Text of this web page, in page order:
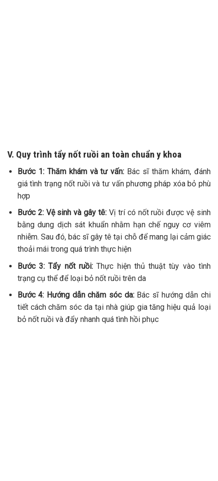
V. Quy trình tẩy nốt ruồi an toàn chuẩn y khoa
Bước 1: Thăm khám và tư vấn: Bác sĩ thăm khám, đánh
giá tình trạng nốt ruồi và tư vấn phương pháp xóa bỏ phù
hợp
Bước 2: Vệ sinh và gây tê: Vị trí có nốt ruồi được vệ sinh
bằng dung dịch sát khuẩn nhằm hạn chế nguy cơ viêm
nhiễm. Sau đó, bác sĩ gây tê tại chỗ để mang lại cảm giác
thoải mái trong quá trình thực hiện
Bước 3: Tẩy nốt ruồi:Thực hiện thủ thuật tùy vào tình
trạng cụ thể để loại bỏ nốt ruồi trên da
Bước 4: Hướng dẫn chăm sóc da:Bác sĩ hướng dẫn chi
tiết cách chăm sóc da tại nhà giúp gia tăng hiệu quả loại
bỏ nốt ruồi và đẩy nhanh quá tình hồi phục